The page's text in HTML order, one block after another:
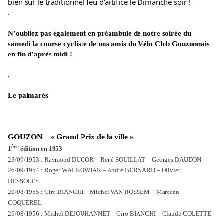
bien sûr le traditionnel feu d’artifice le Dimanche soir !
.
N’oubliez pas également en préambule de notre soirée du
samedi la course cycliste de nos amis du Vélo Club Gouzonnais
en fin d’après midi !
.
Le palmarès
GOUZON    « Grand Prix de la ville »
1ère édition en 1953
23/09/1953 : Raymond DUCOR – René SOUILLAT – Georges DAUDON
26/09/1954 : Roger WALKOWIAK – André BERNARD – Olivier
DESSOLES
20/08/1955 : Ciro BIANCHI – Michel VAN ROSSEM – Marceau
COQUEREL
26/08/1956 : Michel DEJOUHANNET – Ciro BIANCHI – Claude COLETTE